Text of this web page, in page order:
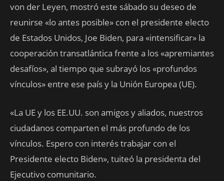
von der Leyen, mostró este sábado su deseo de
reunirse «lo antes posible» con el presidente electo
de Estados Unidos, Joe Biden, para «intensificar» la
cooperación transatlántica frente a los «apremiantes
desafíos», al tiempo que subrayó los «profundos
vínculos» entre ese país y la Unión Europea (UE).
«La UE y los EE.UU. son amigos y aliados, nuestros
ciudadanos comparten el más profundo de los
vínculos. Espero con interés trabajar con el
Presidente electo Biden», tuiteó la presidenta del
Ejecutivo comunitario.